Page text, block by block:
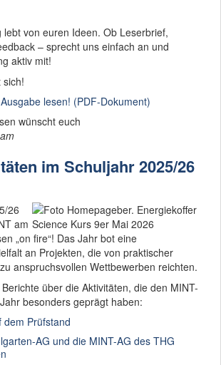
nehmen die
lebt von euren Ideen. Ob Leserbrief,
– sprecht uns einfach an und
aktiv mit!
sich!
lesen! (PDF-Dokument)
wünscht euch
im Schuljahr 2025/26
26
am
„on fire“! Das Jahr bot eine
an Projekten, die von praktischer
anspruchsvollen Wettbewerben reichten.
über die Aktivitäten, die den MINT-
besonders geprägt haben:
dem Prüfstand
AG und die MINT-AG des THG